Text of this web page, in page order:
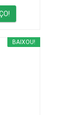
BAIXOU!